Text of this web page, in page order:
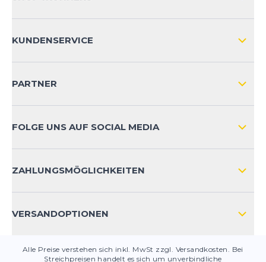
KUNDENSERVICE
KONTAKT
PRODUKTSICHERHEIT
PARTNER
FOLGE UNS AUF SOCIAL MEDIA
ZAHLUNGSMÖGLICHKEITEN
VERSANDOPTIONEN
Alle Preise verstehen sich inkl. MwSt zzgl. Versandkosten. Bei
Streichpreisen handelt es sich um unverbindliche